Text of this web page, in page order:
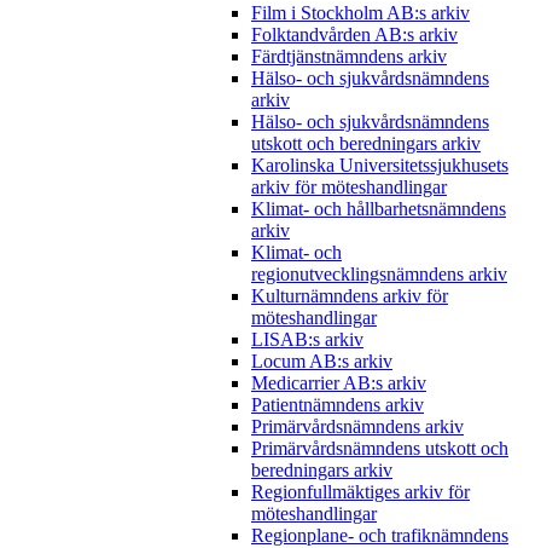
Film i Stockholm AB:s arkiv
Folktandvården AB:s arkiv
Färdtjänstnämndens arkiv
Hälso- och sjukvårdsnämndens
arkiv
Hälso- och sjukvårdsnämndens
utskott och beredningars arkiv
Karolinska Universitetssjukhusets
arkiv för möteshandlingar
Klimat- och hållbarhetsnämndens
arkiv
Klimat- och
regionutvecklingsnämndens arkiv
Kulturnämndens arkiv för
möteshandlingar
LISAB:s arkiv
Locum AB:s arkiv
Medicarrier AB:s arkiv
Patientnämndens arkiv
Primärvårdsnämndens arkiv
Primärvårdsnämndens utskott och
beredningars arkiv
Regionfullmäktiges arkiv för
möteshandlingar
Regionplane- och trafiknämndens